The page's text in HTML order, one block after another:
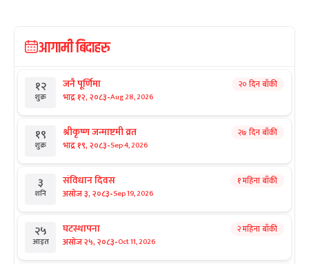
आगामी बिदाहरु
१२
शुक्र
जनै पूर्णिमा
भाद्र १२, २०८३-Aug 28, 2026
२० दिन बाँकी
१९
शुक्र
श्रीकृष्ण जन्माष्टमी व्रत
भाद्र १९, २०८३-Sep 4, 2026
२७ दिन बाँकी
३
शनि
संविधान दिवस
असोज ३, २०८३-Sep 19, 2026
१ महिना बाँकी
२५
आइत
घटस्थापना
असोज २५, २०८३-Oct 11, 2026
२ महिना बाँकी